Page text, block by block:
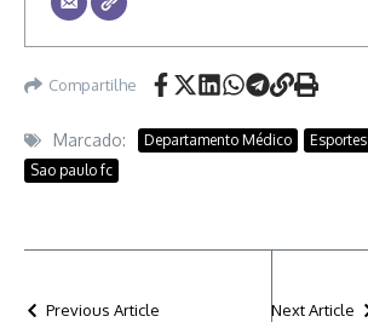
Compartilhe
Marcado: Departamento Médico Esportes
Sao paulo fc
Previous Article Next Article